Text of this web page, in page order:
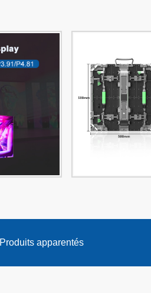
Produits apparentés